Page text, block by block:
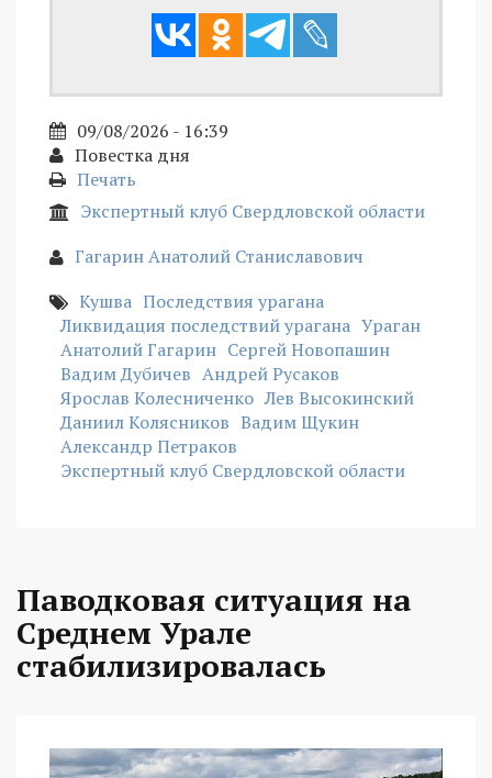
09/08/2026 - 16:39
Повестка дня
Печать
Экспертный клуб Свердловской области
Гагарин Анатолий Станиславович
Кушва Последствия урагана
Ликвидация последствий урагана Ураган
Анатолий Гагарин Сергей Новопашин
Вадим Дубичев Андрей Русаков
Ярослав Колесниченко Лев Высокинский
Даниил Колясников Вадим Щукин
Александр Петраков
Экспертный клуб Свердловской области
Паводковая ситуация на
Среднем Урале
стабилизировалась